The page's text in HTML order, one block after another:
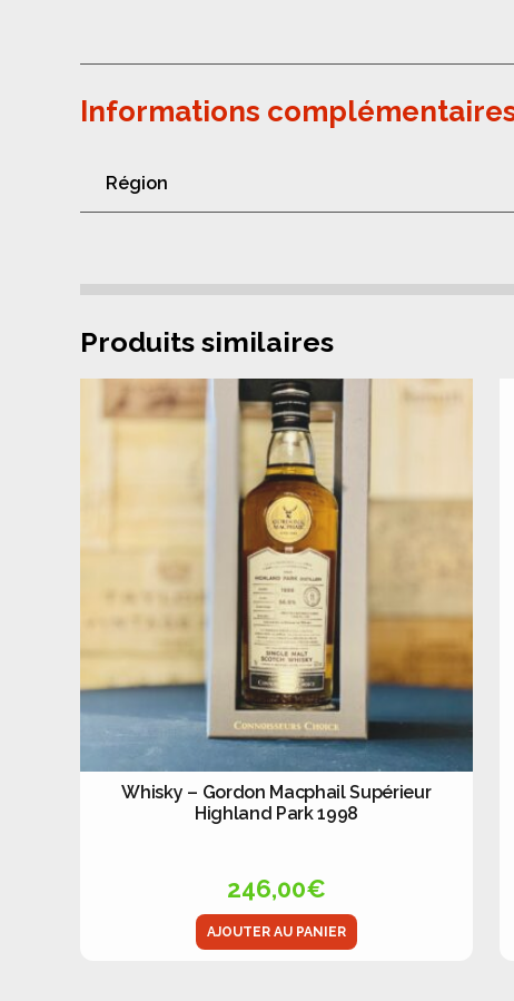
Informations
Région
Produits similaires
Whisky – Gordon Macphail Supérieur
Highland Park 1998
246,00€
AJOUTER AU PANIER